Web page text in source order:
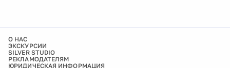
О НАС
ЭКСКУРСИИ
SILVER STUDIO
РЕКЛАМОДАТЕЛЯМ
ЮРИДИЧЕСКАЯ ИНФОРМАЦИЯ